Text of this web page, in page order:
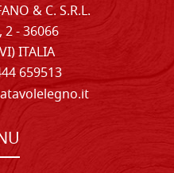
& C. S.R.L.
- 36066
ITALIA
659513